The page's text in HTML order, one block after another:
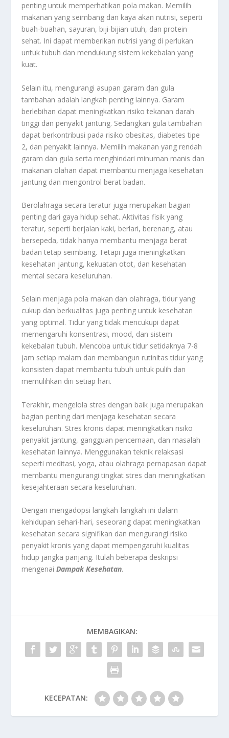
penting untuk memperhatikan pola makan. Memilih
makanan yang seimbang dan kaya akan nutrisi, seperti
buah-buahan, sayuran, biji-bijian utuh, dan protein
sehat. Ini dapat memberikan nutrisi yang di perlukan
untuk tubuh dan mendukung sistem kekebalan yang
kuat.
Selain itu, mengurangi asupan garam dan gula
tambahan adalah langkah penting lainnya. Garam
berlebihan dapat meningkatkan risiko tekanan darah
tinggi dan penyakit jantung. Sedangkan gula tambahan
dapat berkontribusi pada risiko obesitas, diabetes tipe
2, dan penyakit lainnya. Memilih makanan yang rendah
garam dan gula serta menghindari minuman manis dan
makanan olahan dapat membantu menjaga kesehatan
jantung dan mengontrol berat badan.
Berolahraga secara teratur juga merupakan bagian
penting dari gaya hidup sehat. Aktivitas fisik yang
teratur, seperti berjalan kaki, berlari, berenang, atau
bersepeda, tidak hanya membantu menjaga berat
badan tetap seimbang. Tetapi juga meningkatkan
kesehatan jantung, kekuatan otot, dan kesehatan
mental secara keseluruhan.
Selain menjaga pola makan dan olahraga, tidur yang
cukup dan berkualitas juga penting untuk kesehatan
yang optimal. Tidur yang tidak mencukupi dapat
memengaruhi konsentrasi, mood, dan sistem
kekebalan tubuh. Mencoba untuk tidur setidaknya 7-8
jam setiap malam dan membangun rutinitas tidur yang
konsisten dapat membantu tubuh untuk pulih dan
memulihkan diri setiap hari.
Terakhir, mengelola stres dengan baik juga merupakan
bagian penting dari menjaga kesehatan secara
keseluruhan. Stres kronis dapat meningkatkan risiko
penyakit jantung, gangguan pencernaan, dan masalah
kesehatan lainnya. Menggunakan teknik relaksasi
seperti meditasi, yoga, atau olahraga pernapasan dapat
membantu mengurangi tingkat stres dan meningkatkan
kesejahteraan secara keseluruhan.
Dengan mengadopsi langkah-langkah ini dalam
kehidupan sehari-hari, seseorang dapat meningkatkan
kesehatan secara signifikan dan mengurangi risiko
penyakit kronis yang dapat mempengaruhi kualitas
hidup jangka panjang. Itulah beberapa deskripsi
mengenaiDampak Kesehatan.
MEMBAGIKAN:
KECEPATAN: